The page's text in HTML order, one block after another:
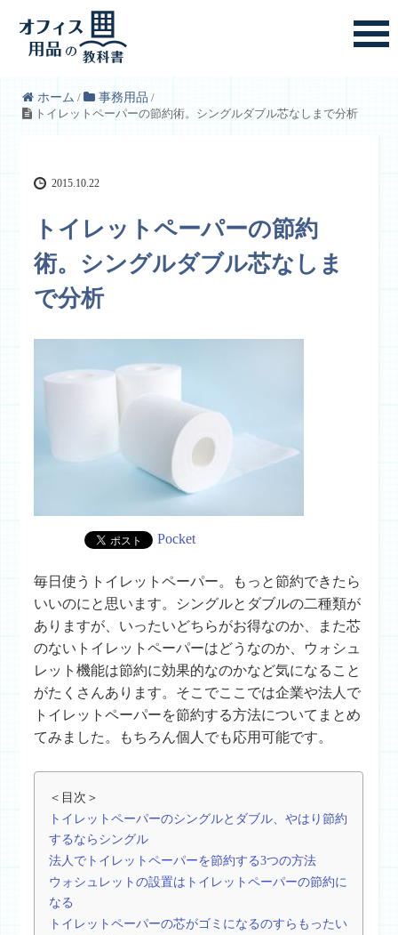
ホーム / 事務用品 /
トイレットペーパーの節約術。シングルダブル芯なしまで分析
2015.10.22
トイレットペーパーの節約
術。シングルダブル芯なしま
で分析
Pocket
毎日使うトイレットペーパー。もっと節約できたら
いいのにと思います。シングルとダブルの二種類が
ありますが、いったいどちらがお得なのか、また芯
のないトイレットペーパーはどうなのか、ウォシュ
レット機能は節約に効果的なのかなど気になること
がたくさんあります。そこでここでは企業や法人で
トイレットペーパーを節約する方法についてまとめ
てみました。もちろん個人でも応用可能です。
＜目次＞
トイレットペーパーのシングルとダブル、やはり節約
するならシングル
法人でトイレットペーパーを節約する3つの方法
ウォシュレットの設置はトイレットペーパーの節約に
なる
トイレットペーパーの芯がゴミになるのすらもったい